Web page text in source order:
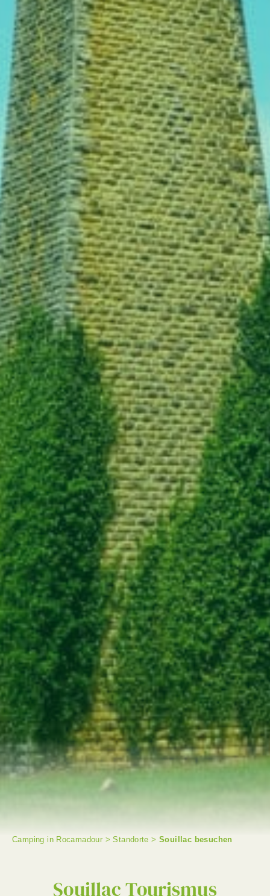
Camping in Rocamadour >Standorte >Souillac besuchen
Souillac Tourismus